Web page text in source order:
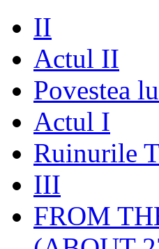
II
Actul II
Povestea
Actul I
Ruinurile
III
FROM